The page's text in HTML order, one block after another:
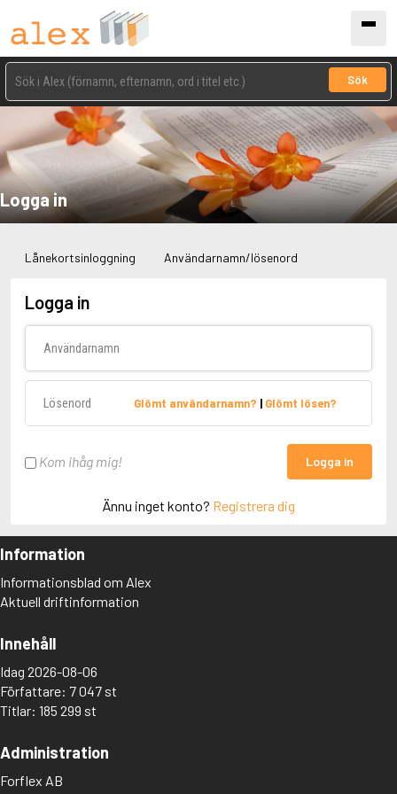
Sök
Logga in
Lånekortsinloggning Användarnamn/lösenord
Logga in
Glömt användarnamn? | Glömt lösen?
Kom ihåg mig! Logga in
Ännu inget konto? Registrera dig
Information
Informationsblad om Alex
Aktuell driftinformation
Innehåll
Idag 2026-08-06
Författare: 7 047 st
Titlar: 185 299 st
Administration
Forflex AB